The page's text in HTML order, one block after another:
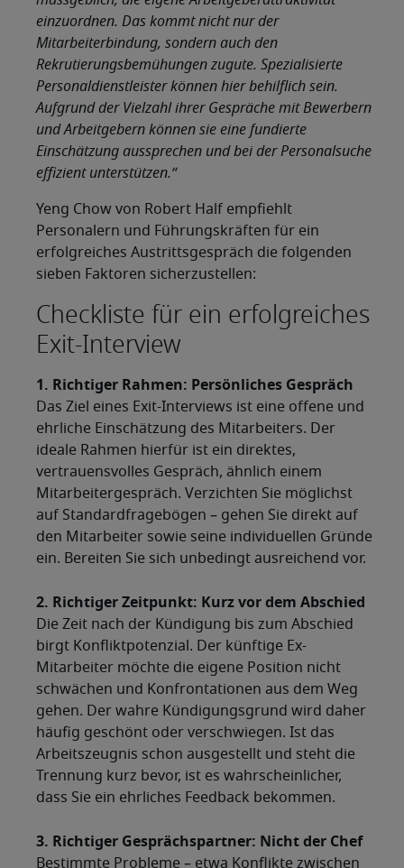
einzuordnen. Das kommt nicht nur der
Mitarbeiterbindung, sondern auch den
Rekrutierungsbemühungen zugute. Spezialisierte
Personaldienstleister können hier behilflich sein.
Aufgrund der Vielzahl ihrer Gespräche mit Bewerbern
und Arbeitgebern können sie eine fundierte
Einschätzung aussprechen und bei der Personalsuche
effizient unterstützen.“
Yeng Chow von Robert Half empfiehlt
Personalern und Führungskräften für ein
erfolgreiches Austrittsgespräch die folgenden
sieben Faktoren sicherzustellen:
Checkliste für ein erfolgreiches
Exit-Interview
​1. Richtiger Rahmen: Persönliches Gespräch
Das Ziel eines Exit-Interviews ist eine offene und
ehrliche Einschätzung des Mitarbeiters. Der
ideale Rahmen hierfür ist ein direktes,
vertrauensvolles Gespräch, ähnlich einem
Mitarbeitergespräch. Verzichten Sie möglichst
auf Standardfragebögen – gehen Sie direkt auf
den Mitarbeiter sowie seine individuellen Gründe
ein. Bereiten Sie sich unbedingt ausreichend vor.
2. Richtiger Zeitpunkt: Kurz vor dem Abschied
Die Zeit nach der Kündigung bis zum Abschied
birgt Konfliktpotenzial. Der künftige Ex-
Mitarbeiter möchte die eigene Position nicht
schwächen und Konfrontationen aus dem Weg
gehen. Der wahre Kündigungsgrund wird daher
häufig geschönt oder verschwiegen. Ist das
Arbeitszeugnis schon ausgestellt und steht die
Trennung kurz bevor, ist es wahrscheinlicher,
dass Sie ein ehrliches Feedback bekommen.
3. Richtiger Gesprächspartner: Nicht der Chef
Bestimmte Probleme – etwa Konflikte zwischen